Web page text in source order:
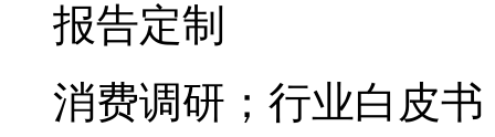
报告定制
消费调研；行业白皮